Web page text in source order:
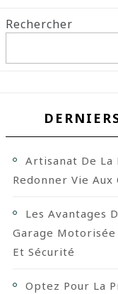
Rechercher
Artisanat De La
Redonner Vie
Les Avantages
Garage
Et Sécurité
Optez Pour La